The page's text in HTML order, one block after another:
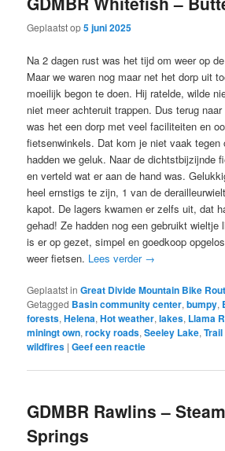
Geplaatst op5 juni 2025
Na 2 dagen rust was het tijd om weer op
Maar we waren nog maar net het dorp uit
moeilijk begon te doen. Hij ratelde, wilde
niet meer achteruit trappen. Dus terug
was het een dorp met veel faciliteiten en
fietsenwinkels. Dat kom je niet vaak tegen
hadden we geluk. Naar de dichtstbijzijnde
en verteld wat er aan de hand was.
heel ernstigs te zijn, 1 van de
kapot. De lagers kwamen er zelfs uit, dat
gehad! Ze hadden nog een gebruikt wieltje
is er op gezet, simpel en goedkoop
weer fietsen. Lees verder →
Geplaatst in Great Divide Mountain Bike
Getagged Basin community center,bumpy,
forests,Helena,Hot weather,lakes, Llama
miningt own,rocky roads,Seeley Lake,
wildfires |Geef een reactie
GDMBR Rawlins –
Springs